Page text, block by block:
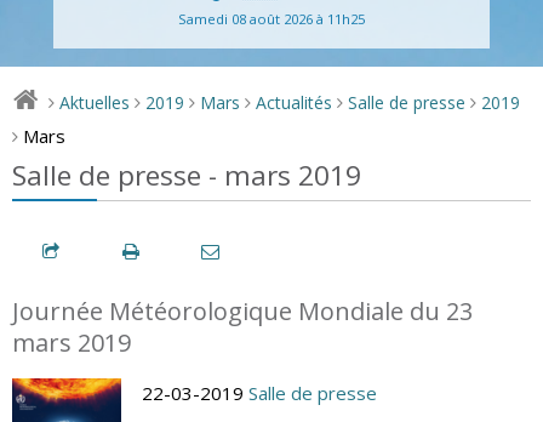
Samedi 08 août 2026 à 11h25
> Aktuelles > 2019 > Mars > Actualités > Salle de presse > 2019
> Mars
Salle de presse - mars 2019
Journée Météorologique Mondiale du 23
mars 2019
22-03-2019 Salle de presse